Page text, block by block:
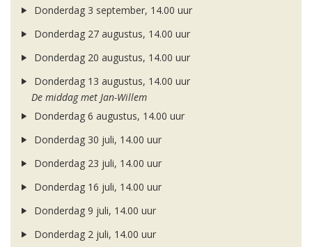
Donderdag 3 september, 14.00 uur
Donderdag 27 augustus, 14.00 uur
Donderdag 20 augustus, 14.00 uur
Donderdag 13 augustus, 14.00 uur
De middag met Jan-Willem
Donderdag 6 augustus, 14.00 uur
Donderdag 30 juli, 14.00 uur
Donderdag 23 juli, 14.00 uur
Donderdag 16 juli, 14.00 uur
Donderdag 9 juli, 14.00 uur
Donderdag 2 juli, 14.00 uur